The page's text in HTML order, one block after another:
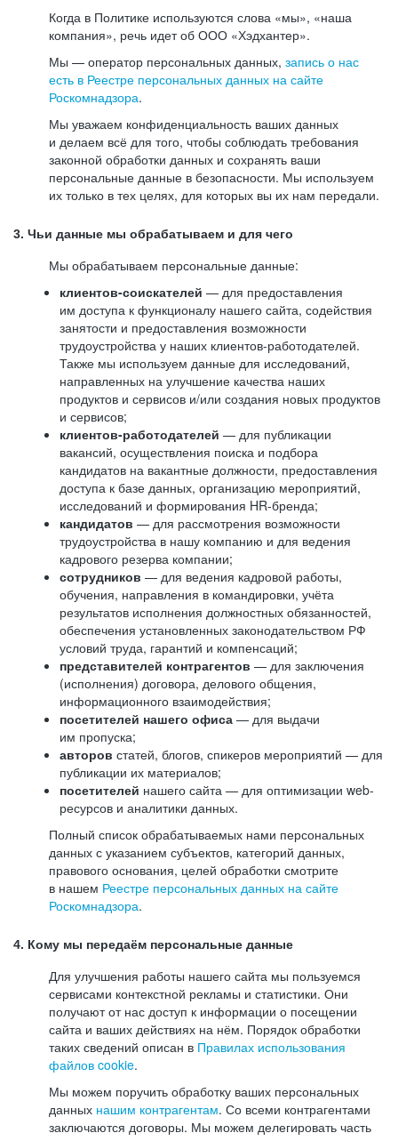
Когда в Политике используются слова «мы», «наша
компания», речь идет об ООО «Хэдхантер».
Мы — оператор персональных данных, запись о нас
есть в Реестре персональных данных на сайте
Роскомнадзора.
Мы уважаем конфиденциальность ваших данных
и делаем всё для того, чтобы соблюдать требования
законной обработки данных и сохранять ваши
персональные данные в безопасности. Мы используем
их только в тех целях, для которых вы их нам передали.
3. Чьи данные мы обрабатываем и для чего
Мы обрабатываем персональные данные:
клиентов-соискателей — для предоставления
им доступа к функционалу нашего сайта, содействия
занятости и предоставления возможности
трудоустройства у наших клиентов-работодателей.
Также мы используем данные для исследований,
направленных на улучшение качества наших
продуктов и сервисов и/или создания новых продуктов
и сервисов;
клиентов-работодателей — для публикации
вакансий, осуществления поиска и подбора
кандидатов на вакантные должности, предоставления
доступа к базе данных, организацию мероприятий,
исследований и формирования HR-бренда;
кандидатов — для рассмотрения возможности
трудоустройства в нашу компанию и для ведения
кадрового резерва компании;
сотрудников — для ведения кадровой работы,
обучения, направления в командировки, учёта
результатов исполнения должностных обязанностей,
обеспечения установленных законодательством РФ
условий труда, гарантий и компенсаций;
представителей контрагентов — для заключения
(исполнения) договора, делового общения,
информационного взаимодействия;
посетителей нашего офиса — для выдачи
им пропуска;
авторов статей, блогов, спикеров мероприятий — для
публикации их материалов;
посетителей нашего сайта — для оптимизации web-
ресурсов и аналитики данных.
Полный список обрабатываемых нами персональных
данных с указанием субъектов, категорий данных,
правового основания, целей обработки смотрите
в нашем Реестре персональных данных на сайте
Роскомнадзора.
4. Кому мы передаём персональные данные
Для улучшения работы нашего сайта мы пользуемся
сервисами контекстной рекламы и статистики. Они
получают от нас доступ к информации о посещении
сайта и ваших действиях на нём. Порядок обработки
таких сведений описан в Правилах использования
файлов cookie.
Мы можем поручить обработку ваших персональных
данных нашим контрагентам. Со всеми контрагентами
заключаются договоры. Мы можем делегировать часть